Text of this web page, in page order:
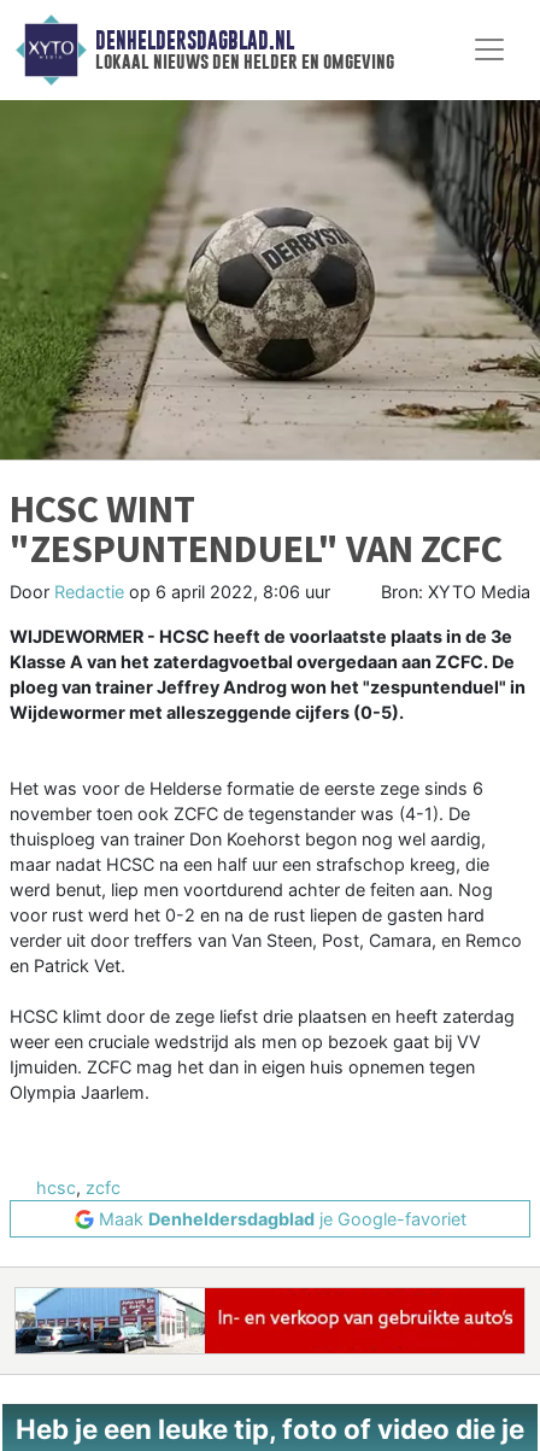
DENHELDERSDAGBLAD.NL
lokaal nieuws den helder en omgeving
HCSC WINT
"ZESPUNTENDUEL" VAN ZCFC
Door Redactie op 6 april 2022, 8:06 uur Bron: XYTO Media
WIJDEWORMER - HCSC heeft de voorlaatste plaats in de 3e
Klasse A van het zaterdagvoetbal overgedaan aan ZCFC. De
ploeg van trainer Jeffrey Androg won het "zespuntenduel" in
Wijdewormer met alleszeggende cijfers (0-5).
Het was voor de Helderse formatie de eerste zege sinds 6
november toen ook ZCFC de tegenstander was (4-1). De
thuisploeg van trainer Don Koehorst begon nog wel aardig,
maar nadat HCSC na een half uur een strafschop kreeg, die
werd benut, liep men voortdurend achter de feiten aan. Nog
voor rust werd het 0-2 en na de rust liepen de gasten hard
verder uit door treffers van Van Steen, Post, Camara, en Remco
en Patrick Vet.
HCSC klimt door de zege liefst drie plaatsen en heeft zaterdag
weer een cruciale wedstrijd als men op bezoek gaat bij VV
Ijmuiden. ZCFC mag het dan in eigen huis opnemen tegen
Olympia Jaarlem.
hcsc, zcfc
Maak Denheldersdagbladje Google-favoriet
Heb je een leuke tip, foto of video die je